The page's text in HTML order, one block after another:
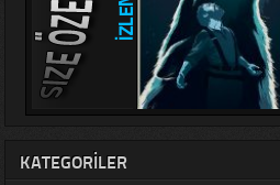
KATEGORILER